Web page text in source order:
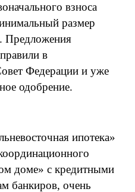
взноса
размер
Предложения
в
Федерации и уже
одобрение.
ипотека»
доме» с кредитными
банкиров, очень